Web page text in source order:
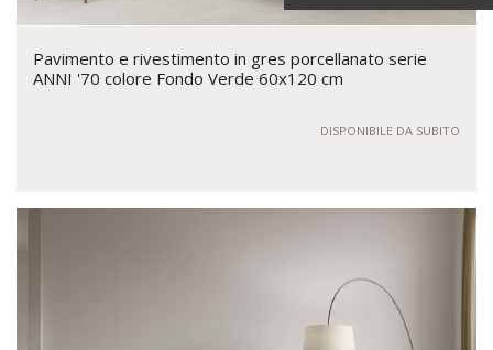
Pavimento e rivestimento in gres porcellanato serie
ANNI '70 colore Fondo Verde 60x120 cm
DISPONIBILE DA SUBITO